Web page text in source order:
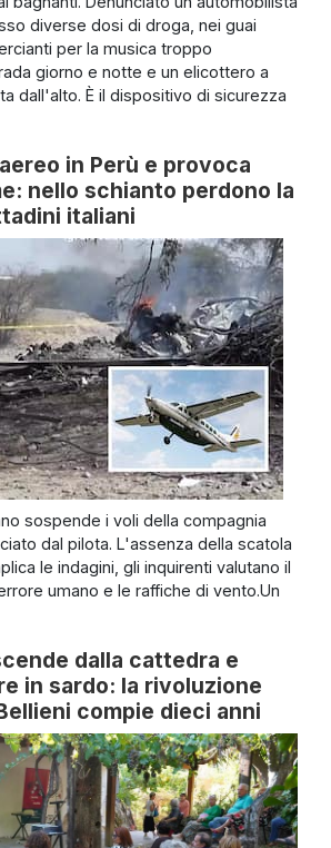
diverse dosi di droga, nei guai
per la musica troppo
giorno e notte e un elicottero a
dall'alto. È il dispositivo di sicurezza
in Perù e provoca
nello schianto perdono la
italiani
sospende i voli della compagnia
dal pilota. L'assenza della scatola
le indagini, gli inquirenti valutano il
umano e le raffiche di vento.Un
dalla cattedra e
in sardo: la rivoluzione
compie dieci anni